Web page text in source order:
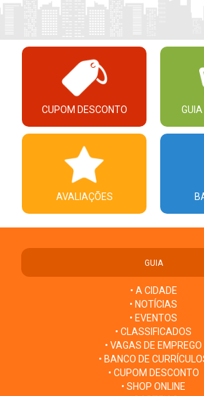
CUPOM DESCONTO
AVALIAÇÕES
GUIA
• A CIDADE
• NOTÍCIAS
• EVENTOS
• CLASSIFICADOS
• VAGAS DE EMPREGO
• BANCO DE
• CUPOM DESCONTO
• SHOP ONLINE